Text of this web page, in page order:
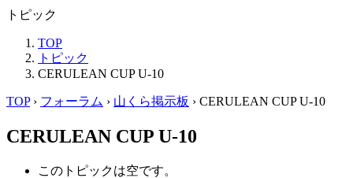
トピック
TOP
トピック
CERULEAN CUP U-10
TOP › フォーラム › 山くら掲示板 › CERULEAN CUP U-10
CERULEAN CUP U-10
このトピックは空です。